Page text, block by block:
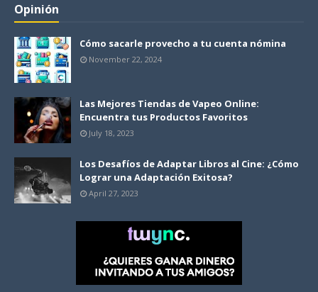
Opinión
Cómo sacarle provecho a tu cuenta nómina
November 22, 2024
Las Mejores Tiendas de Vapeo Online:
Encuentra tus Productos Favoritos
July 18, 2023
Los Desafíos de Adaptar Libros al Cine: ¿Cómo
Lograr una Adaptación Exitosa?
April 27, 2023